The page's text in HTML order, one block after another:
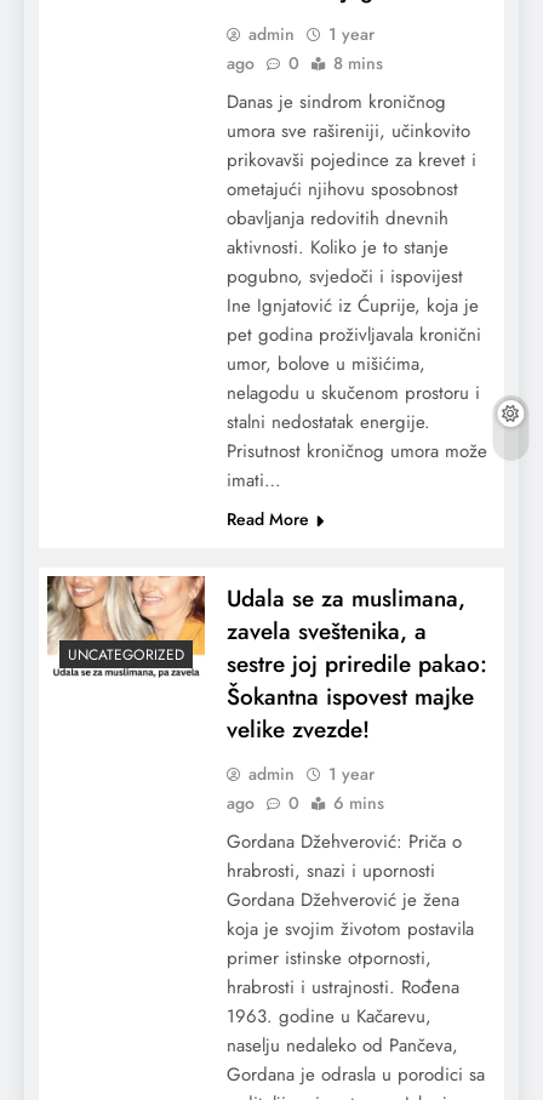
admin
1 year
ago
0 8 mins
Danas je sindrom kroničnog
umora sve rašireniji, učinkovito
prikovavši pojedince za krevet i
ometajući njihovu sposobnost
obavljanja redovitih dnevnih
aktivnosti. Koliko je to stanje
pogubno, svjedoči i ispovijest
Ine Ignjatović iz Ćuprije, koja je
pet godina proživljavala kronični
umor, bolove u mišićima,
nelagodu u skučenom prostoru i
stalni nedostatak energije.
Prisutnost kroničnog umora može
imati…
Read More
UNCATEGORIZED
Udala se za muslimana,
zavela sveštenika, a
sestre joj priredile pakao:
Šokantna ispovest majke
velike zvezde!
admin
1 year
ago
0 6 mins
Gordana Džehverović: Priča o
hrabrosti, snazi i upornosti
Gordana Džehverović je žena
koja je svojim životom postavila
primer istinske otpornosti,
hrabrosti i ustrajnosti. Rođena
1963. godine u Kačarevu,
naselju nedaleko od Pančeva,
Gordana je odrasla u porodici sa